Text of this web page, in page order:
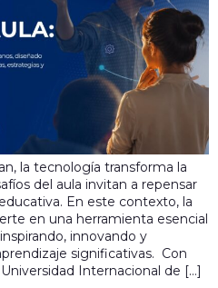
la tecnología transforma la
del aula invitan a repensar
En este contexto, la
en una herramienta esencial
innovando y
significativas. Con
Internacional de […]